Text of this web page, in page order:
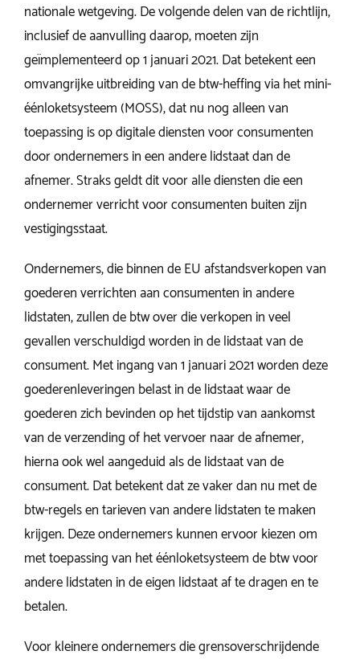
nationale wetgeving. De volgende delen van de richtlijn,
inclusief de aanvulling daarop, moeten zijn
geïmplementeerd op 1 januari 2021. Dat betekent een
omvangrijke uitbreiding van de btw-heffing via het mini-
éénloketsysteem (MOSS), dat nu nog alleen van
toepassing is op digitale diensten voor consumenten
door ondernemers in een andere lidstaat dan de
afnemer. Straks geldt dit voor alle diensten die een
ondernemer verricht voor consumenten buiten zijn
vestigingsstaat.
Ondernemers, die binnen de EU afstandsverkopen van
goederen verrichten aan consumenten in andere
lidstaten, zullen de btw over die verkopen in veel
gevallen verschuldigd worden in de lidstaat van de
consument. Met ingang van 1 januari 2021 worden deze
goederenleveringen belast in de lidstaat waar de
goederen zich bevinden op het tijdstip van aankomst
van de verzending of het vervoer naar de afnemer,
hierna ook wel aangeduid als de lidstaat van de
consument. Dat betekent dat ze vaker dan nu met de
btw-regels en tarieven van andere lidstaten te maken
krijgen. Deze ondernemers kunnen ervoor kiezen om
met toepassing van het éénloketsysteem de btw voor
andere lidstaten in de eigen lidstaat af te dragen en te
betalen.
Voor kleinere ondernemers die grensoverschrijdende